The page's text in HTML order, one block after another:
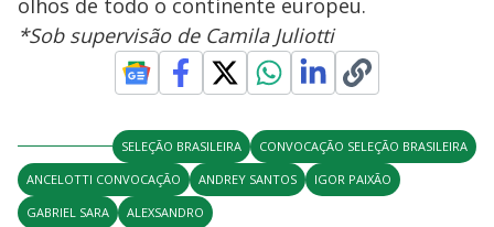
olhos de todo o continente europeu.
*Sob supervisão de Camila Juliotti
SELEÇÃO BRASILEIRA
CONVOCAÇÃO SELEÇÃO BRASILEIRA
ANCELOTTI CONVOCAÇÃO
ANDREY SANTOS
IGOR PAIXÃO
GABRIEL SARA
ALEXSANDRO